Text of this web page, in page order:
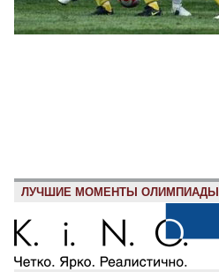
ЛУЧШИЕ МОМЕНТЫ ОЛИМПИАДЫ